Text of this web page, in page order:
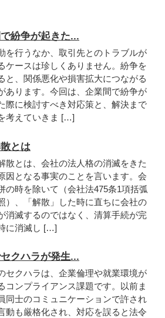
紛争が起きた...
を行うなか、取引先とのトラブルが
ケースは珍しくありません。紛争を
と、関係悪化や損害拡大につながる
あります。今回は、企業間で紛争が
際に検討すべき対応策と、解決まで
考えていきま […]
とは
散とは、会社の法人格の消滅をきた
因となる事実のことを言います。会
の時を除いて（会社法475条1項括弧
）、「解散」した時に直ちに会社の
消滅するのではなく、清算手続が完
に消滅し […]
クハラが発生...
セクハラは、企業倫理や就業環境が
コンプライアンス課題です。以前ま
同士のコミュニケーションで許され
動も厳格化され、対応を誤ると法令